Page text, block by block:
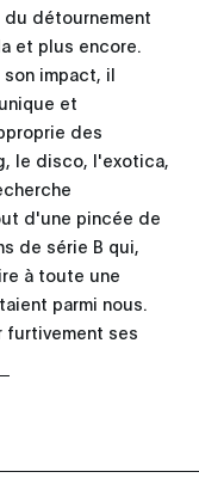
détournement
et plus encore.
impact, il
et
des
le disco, l'exotica,
d'une pincée de
de série B qui,
à toute une
parmi nous.
furtivement ses